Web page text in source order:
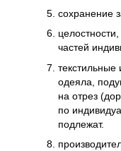
сохранение
частей
текстильные
одеяла,
на отрез
по
подлежат.